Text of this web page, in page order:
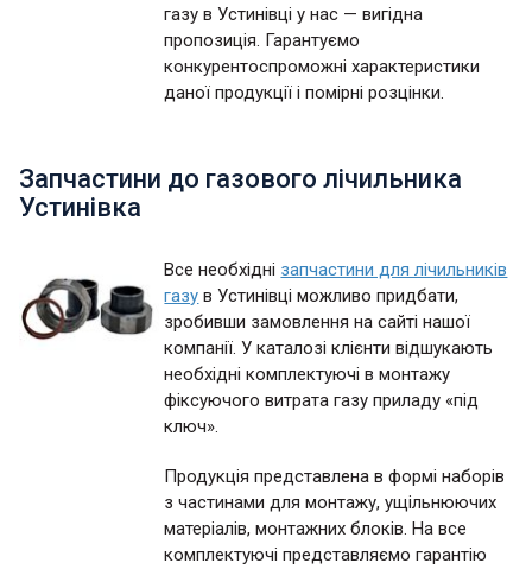
газу в Устинівці у нас — вигідна
пропозиція. Гарантуємо
конкурентоспроможні характеристики
даної продукції і помірні розцінки.
Запчастини до газового лічильника
Устинівка
Все необхідні запчастини для лічильників
газу в Устинівці можливо придбати,
зробивши замовлення на сайті нашої
компанії. У каталозі клієнти відшукають
необхідні комплектуючі в монтажу
фіксуючого витрата газу приладу «під
ключ».
Продукція представлена в формі наборів
з частинами для монтажу, ущільнюючих
матеріалів, монтажних блоків. На все
комплектуючі представляємо гарантію